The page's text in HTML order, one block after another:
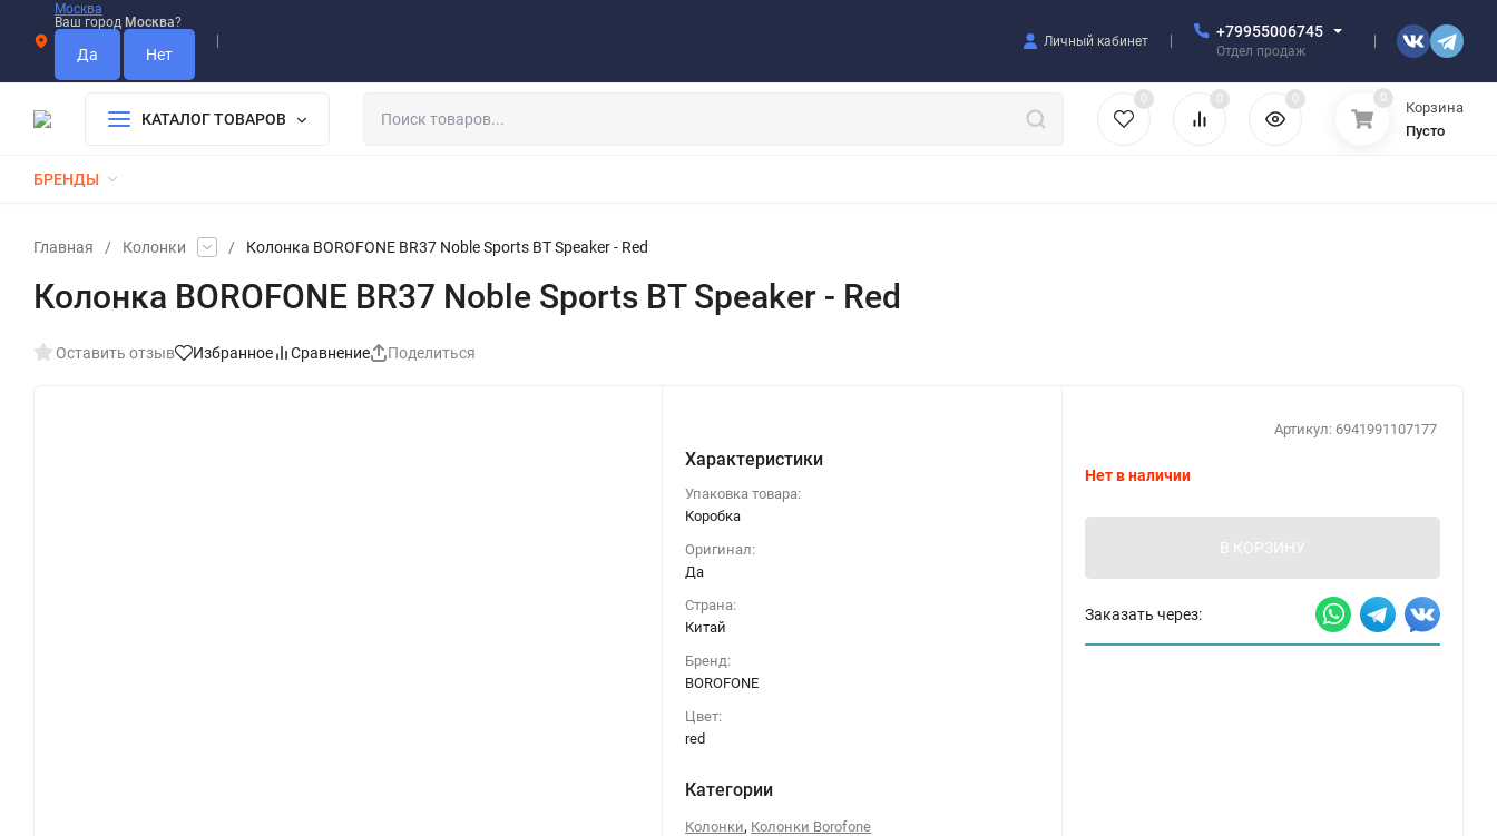
Москва
Ваш город Москва?
Личный кабинет
+79955006745
Отдел продаж
КАТАЛОГ ТОВАРОВ
0 0 0 0
Корзина
Пусто
БРЕНДЫ
Главная / Колонки / Колонка BOROFONE BR37 Noble Sports BT Speaker - Red
Колонка BOROFONE BR37 Noble Sports BT Speaker - Red
Оставить отзыв Избранное Сравнение Поделиться
Характеристики
Упаковка товара:
Коробка
Оригинал:
Да
Страна:
Китай
Бренд:
BOROFONE
Цвет:
red
Категории
Колонки, Колонки Borofone
Артикул: 6941991107177
Нет в наличии
В КОРЗИНУ
Заказать через: